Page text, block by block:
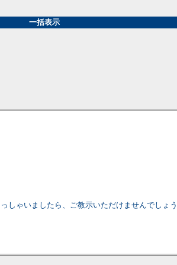
一括表示
しゃいましたら、ご教示いただけませんでしょ